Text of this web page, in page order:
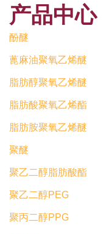
产品中心
酚醚
蓖麻油聚氧乙烯醚
脂肪醇聚氧乙烯醚
脂肪酸聚氧乙烯酯
脂肪胺聚氧乙烯醚
聚醚
聚乙二醇脂肪酸酯
聚乙二醇PEG
聚丙二醇PPG